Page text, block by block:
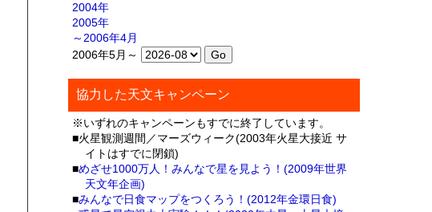
2004年
2005年
～2006年4月
2006年5月～
協力した天文キャンペーン
※いずれのキャンペーンもすでに終了しています。
■火星観測週間／マーズウィーク(2003年火星大接近 サ
イトはすでに閉鎖)
■めざせ1000万人！みんなで星を見よう！(2009年世界
天文年企画)
■みんなで日食マップをつくろう！(2012年金環日食)